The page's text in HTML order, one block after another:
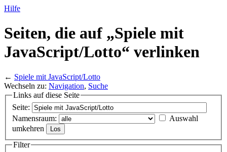
Hilfe
Seiten, die auf „Spiele mit
JavaScript/Lotto“ verlinken
← Spiele mit JavaScript/Lotto
Wechseln zu: Navigation, Suche
Links auf diese Seite
Seite:
Namensraum:
Auswahl
umkehren
Filter